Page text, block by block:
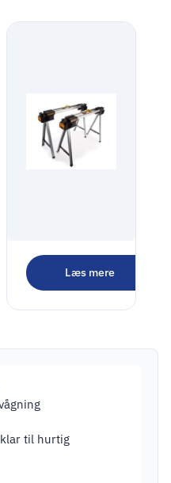
Dewalt
DWST1-
970,00kr.
Læs mere
til hurtig